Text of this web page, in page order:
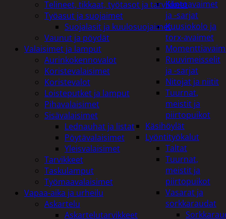
Kiintoavaimet
ja -sarjat
Kuusiokolo ja
torx-avaimet
Ruuvimeisselit
ja -sarjat
Nitojat ja niitit
Tuurnat,
meistit ja
piirtopuikot
Käsihöylät
Lyöntityökalut
Taltat
Tuurnat,
meistit ja
piirtopuikot
Vasarat ja
sorkkaraudat
Telineet, tikkaat, työtasot ja tarvikkeet
Työasut ja suojaimet
Suojalasit ja kuulosuojaimet
Vaunut ja pöydät
Valaisimet ja lamput
Aurinkokennovalot
Koristevalaisimet
Koristevalot
Loisteputket ja lamput
Pihavalaisimet
Sisävalaisimet
Lednauhat ja listat
Pöytävalaisimet
Yleisvalaisimet
Tarvikkeet
Taskulamput
Työmaavalaisimet
Vapaa-aika ja urheilu
Askartelu
Askartelutarvikkeet